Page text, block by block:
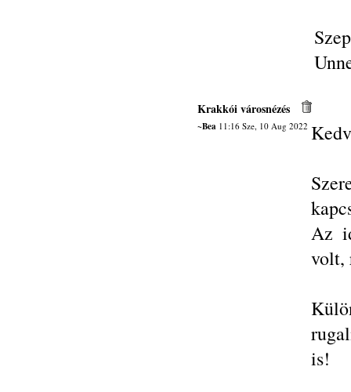
Krakkói városnézés
~Bea11:16 Sze, 10 Aug 2022
Az
volt,
is!